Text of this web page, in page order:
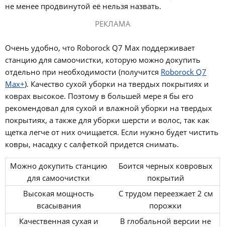
не менее продвинутой её нельзя назвать.
РЕКЛАМА
Очень удобно, что Roborock Q7 Max поддерживает
станцию для самоочистки, которую можно докупить
отдельно при необходимости (получится Roborock Q7
Max+). Качество сухой уборки на твердых покрытиях и
коврах высокое. Поэтому в большей мере я бы его
рекомендовал для сухой и влажной уборки на твердых
покрытиях, а также для уборки шерсти и волос, так как
щетка легче от них очищается. Если нужно будет чистить
ковры, насадку с салфеткой придется снимать.
Можно докупить станцию
для самоочистки
Боится черных ковровых
покрытий
Высокая мощность
всасывания
С трудом переезжает 2 см
порожки
Качественная сухая и
В глобальной версии не